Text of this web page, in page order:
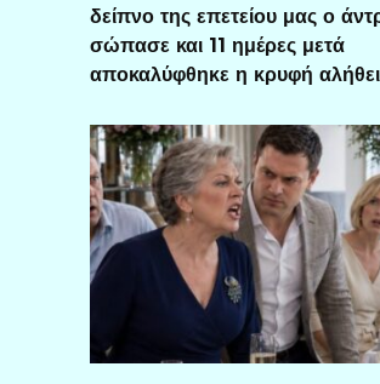
δείπνο της επετείου μας ο
σώπασε και 11 ημέρες μετά
αποκαλύφθηκε η κρυφή